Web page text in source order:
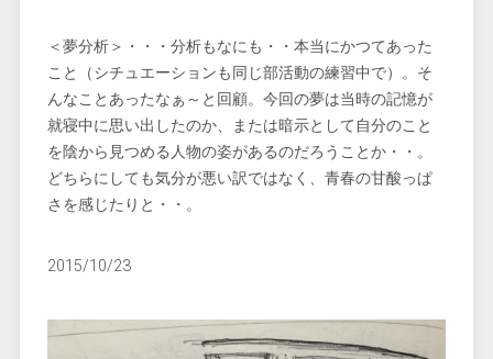
＜夢分析＞・・・分析もなにも・・本当にかつてあった
こと（シチュエーションも同じ部活動の練習中で）。そ
んなことあったなぁ～と回顧。今回の夢は当時の記憶が
就寝中に思い出したのか、または暗示として自分のこと
を陰から見つめる人物の姿があるのだろうことか・・。
どちらにしても気分が悪い訳ではなく、青春の甘酸っぱ
さを感じたりと・・。
2015/10/23